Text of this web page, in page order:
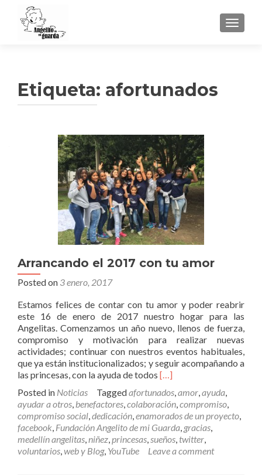
Etiqueta: afortunados
Arrancando el 2017 con tu amor
Posted on 3 enero, 2017
Estamos felices de contar con tu amor y poder reabrir
este 16 de enero de 2017 nuestro hogar para las
Angelitas. Comenzamos un año nuevo, llenos de fuerza,
compromiso y motivación para realizar nuevas
actividades; continuar con nuestros eventos habituales,
que ya están institucionalizados; y seguir acompañando a
las princesas, con la ayuda de todos Read
about
Arrancando
el
2017
con
tu
[…]
Posted in Noticias Taggedafortunados amor ayuda
ayudar a otros benefactores colaboración compromiso
compromiso social dedicación enamorados de un proyecto
facebook Fundación Angelito de mi Guarda gracias
medellín angelitas niñez princesas sueños twitter
voluntarios web y Blog, YouTube Leave a comment